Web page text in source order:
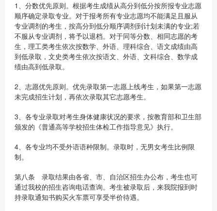
1、分数优先原则。根据考生成绩从高分到低分按所报专业志愿
顺序确定录取专业。对于报考所有专业志愿均不能满足且服从
专业调剂的考生，按高分到低分顺序调剂到计划未满的专业;若
不服从专业调剂，将予以退档。对于同等分数、相同志愿的考
生，理工类考生依次按数学、外语、理科综合、语文成绩由高
到低录取，文史类考生依次按语文、外语、文科综合、数学成
绩由高到低录取。
2、志愿优先原则。优先录取第一志愿上线考生，如果第一志愿
未完成招生计划，再依次录取其它志愿考生。
3、各专业录取对考生身体健康状况的要求，按教育部和卫生部
颁发的《普通高等学校招生体检工作指导意见》执行。
4、各专业均不受外语语种限制。录取时，无男女考生比例限
制。
第八条 录取结果由各省、市、自治区招生办公布，考生也可
通过我校的招生咨询电话查询。考生被录取后，来我院报到时
持录取通知书购买火车票可享受半价待遇。